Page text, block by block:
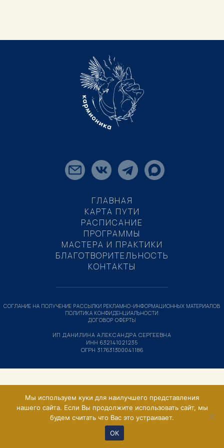
ГЛАВНАЯ
КАРТА ПУТИ
РАСПИСАНИЕ
ПРОГРАММЫ
МАСТЕРА И ПРАКТИКИ
БЛАГОТВОРИТЕЛЬНОСТЬ
КОНТАКТЫ
ИП ДАНИЛИНА АЛЕКСАНДРА СЕРГЕЕВНА
ИНН 632141021235
ОГРН 317631300041186
СОГЛАНИЕ НА ПОЛУЧЕНИЕ РАССЫЛКИ РЕКЛАМНО-ИНФОРМАЦИОННЫХ МАТЕРИАЛОВ
ПОЛИТИКА КОНФИДЕНЦИАЛЬНОСТИ
ДОГОВОР ОФЕРТЫ
Мы используем куки для наилучшего представления
нашего сайта. Если Вы продолжите использовать сайт, мы
будем считать что Вас это устраивает.
ОК